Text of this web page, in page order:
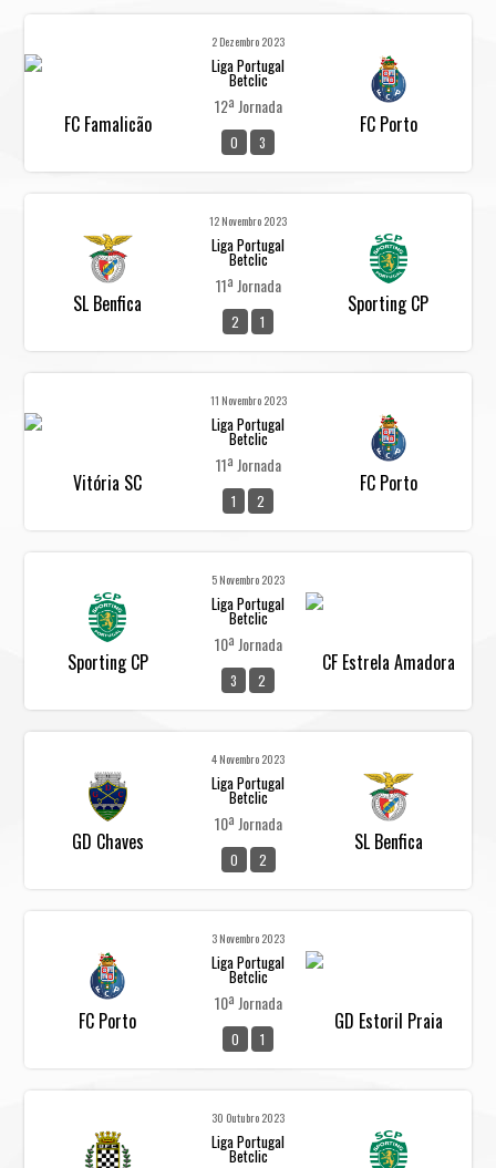
FC Famalicão
2 Dezembro 2023
Liga Portugal
Betclic
12ª Jornada
0 3
FC Porto
SL Benfica
12 Novembro 2023
Liga Portugal
Betclic
11ª Jornada
2 1
Sporting CP
Vitória SC
11 Novembro 2023
Liga Portugal
Betclic
11ª Jornada
1 2
FC Porto
Sporting CP
5 Novembro 2023
Liga Portugal
Betclic
10ª Jornada
3 2
CF Estrela Amadora
GD Chaves
4 Novembro 2023
Liga Portugal
Betclic
10ª Jornada
0 2
SL Benfica
FC Porto
3 Novembro 2023
Liga Portugal
Betclic
10ª Jornada
0 1
GD Estoril Praia
30 Outubro 2023
Liga Portugal
Betclic